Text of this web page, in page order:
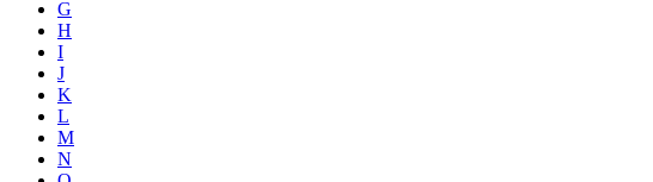
G
H
I
J
K
L
M
N